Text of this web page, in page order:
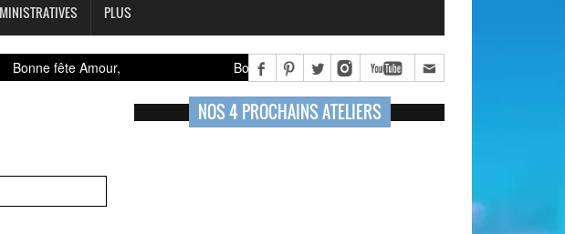
PLUS
Bonne fête Amour, Bonne fête Amour,
NOS 4 PROCHAINS ATELIERS